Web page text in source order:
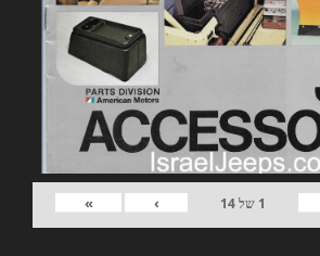
1 של14
›
»